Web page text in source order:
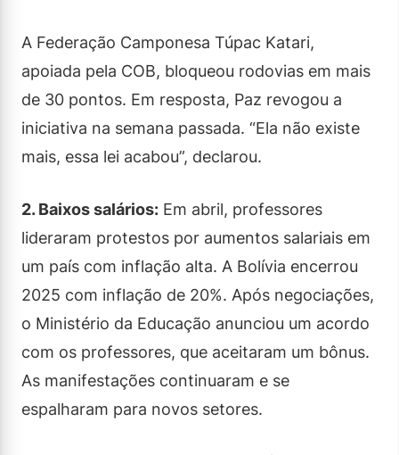
A Federação Camponesa Túpac Katari,
apoiada pela COB, bloqueou rodovias em mais
de 30 pontos. Em resposta, Paz revogou a
iniciativa na semana passada. “Ela não existe
mais, essa lei acabou”, declarou.
2. Baixos salários: Em abril, professores
lideraram protestos por aumentos salariais em
um país com inflação alta. A Bolívia encerrou
2025 com inflação de 20%. Após negociações,
o Ministério da Educação anunciou um acordo
com os professores, que aceitaram um bônus.
As manifestações continuaram e se
espalharam para novos setores.